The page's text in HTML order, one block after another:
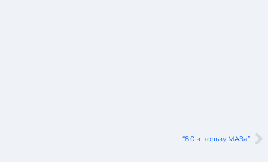
“8:0 в пользу МАЗа”